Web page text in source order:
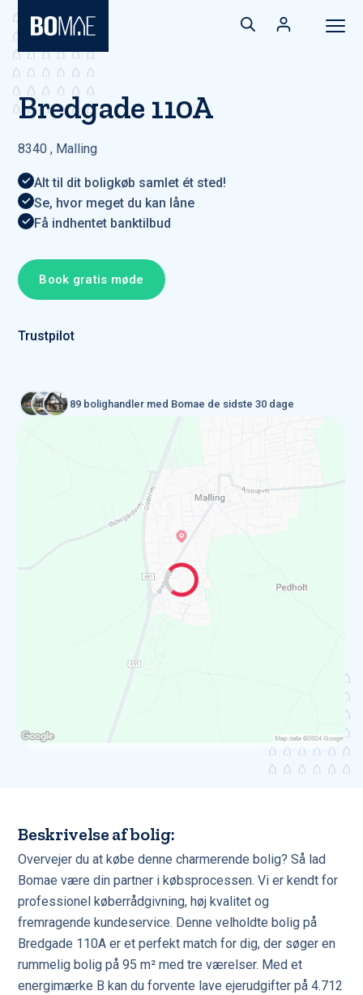
Bredgade 110A
8340 , Malling
Alt til dit boligkøb samlet ét sted!
Se, hvor meget du kan låne
Få indhentet banktilbud
Book gratis møde
Trustpilot
89 bolighandler med Bomae de sidste 30 dage
Beskrivelse af bolig:
Overvejer du at købe denne charmerende bolig? Så lad
Bomae være din partner i købsprocessen. Vi er kendt for
professionel køberrådgivning, høj kvalitet og
fremragende kundeservice. Denne velholdte bolig på
Bredgade 110A er et perfekt match for dig, der søger en
rummelig bolig på 95 m² med tre værelser. Med et
energimærke B kan du forvente lave ejerudgifter på 4.712